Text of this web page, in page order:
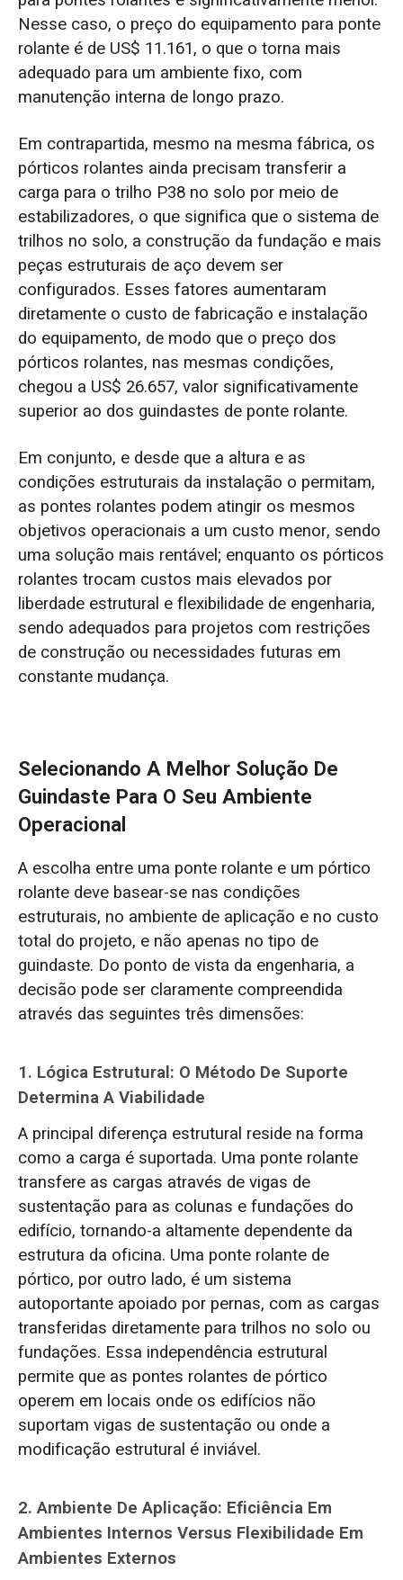
Nesse caso, o preço do equipamento para ponte
rolante é de US$ 11.161, o que o torna mais
adequado para um ambiente fixo, com
manutenção interna de longo prazo.
Em contrapartida, mesmo na mesma fábrica, os
pórticos rolantes ainda precisam transferir a
carga para o trilho P38 no solo por meio de
estabilizadores, o que significa que o sistema de
trilhos no solo, a construção da fundação e mais
peças estruturais de aço devem ser
configurados. Esses fatores aumentaram
diretamente o custo de fabricação e instalação
do equipamento, de modo que o preço dos
pórticos rolantes, nas mesmas condições,
chegou a US$ 26.657, valor significativamente
superior ao dos guindastes de ponte rolante.
Em conjunto, e desde que a altura e as
condições estruturais da instalação o permitam,
as pontes rolantes podem atingir os mesmos
objetivos operacionais a um custo menor, sendo
uma solução mais rentável; enquanto os pórticos
rolantes trocam custos mais elevados por
liberdade estrutural e flexibilidade de engenharia,
sendo adequados para projetos com restrições
de construção ou necessidades futuras em
constante mudança.
Selecionando A Melhor Solução De
Guindaste Para O Seu Ambiente
Operacional
A escolha entre uma ponte rolante e um pórtico
rolante deve basear-se nas condições
estruturais, no ambiente de aplicação e no custo
total do projeto, e não apenas no tipo de
guindaste. Do ponto de vista da engenharia, a
decisão pode ser claramente compreendida
através das seguintes três dimensões:
1. Lógica Estrutural: O Método De Suporte
Determina A Viabilidade
A principal diferença estrutural reside na forma
como a carga é suportada. Uma ponte rolante
transfere as cargas através de vigas de
sustentação para as colunas e fundações do
edifício, tornando-a altamente dependente da
estrutura da oficina. Uma ponte rolante de
pórtico, por outro lado, é um sistema
autoportante apoiado por pernas, com as cargas
transferidas diretamente para trilhos no solo ou
fundações. Essa independência estrutural
permite que as pontes rolantes de pórtico
operem em locais onde os edifícios não
suportam vigas de sustentação ou onde a
modificação estrutural é inviável.
2. Ambiente De Aplicação: Eficiência Em
Ambientes Internos Versus Flexibilidade Em
Ambientes Externos